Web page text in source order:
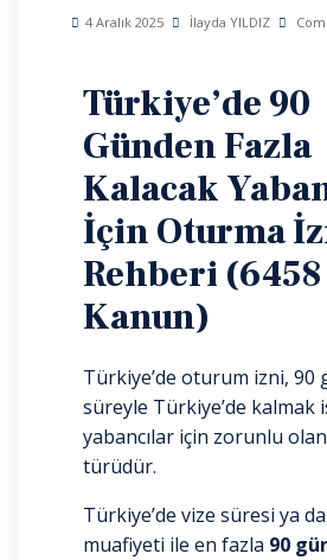
4 Aralık 2025 İlayda YILDIZ
Türkiye’de 90
Günden Fazla
Kalacak
İçin Oturma
Rehberi (6458
Kanun)
Türkiye’de oturum izni, 90
süreyle Türkiye’de kalmak
yabancılar için zorunlu
türüdür.
Türkiye’de vize süresi ya
muafiyeti ile en fazla 90